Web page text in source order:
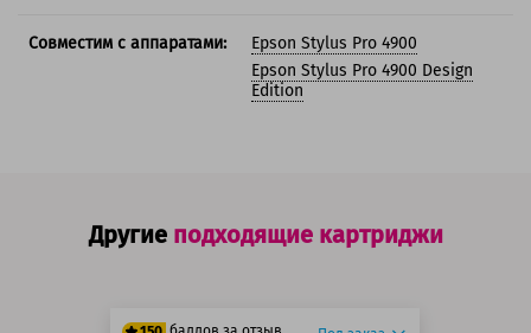
Совместим с аппаратами:
Epson Stylus Pro 4900
Epson Stylus Pro 4900 Design
Edition
Другие подходящие картриджи